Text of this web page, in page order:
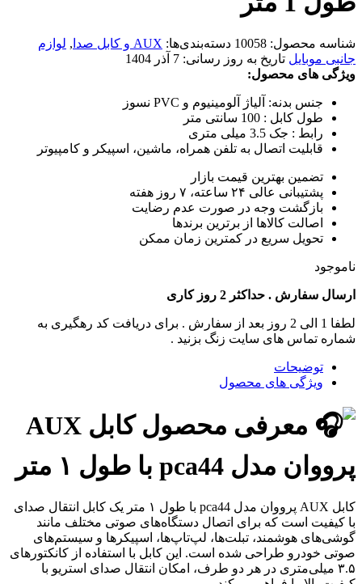
شناسه محصول: 10058 دسته‌بندی‌ها: AUX و کابل صدا , لوازم
جانبی موبایل تاریخ به روز رسانی: 7 آذر 1404
ویژگی های محصول:
جنس بدنه: آلیاژ آلومینیوم و PVC نسوز
طول کابل : 100 سانتی متر
رابط : جک 3.5 میلی متری
قابلیت اتصال به تلفن همراه، ماشین، اسپیکر و کامپیوتر
تضمین بهترین قیمت بازار
پشتیبانی عالی ۲۴ ساعته، ۷ روز هفته
بازگشت وجه در صورت عدم رضایت
اصالت کالاها از برترین برندها
تحویل سریع در کمترین زمان ممکن
ناموجود
ارسال سفارش . حداکثر 2 روز کاری
لطفا 1 الی 2 روز بعد از سفارش . برای دریافت کد رهگیری به
شماره تماس های سایت زنگ بزنید .
توضیحات
ویژگی های محصول
معرفی محصول
کابل AUX
پرووان مدل pca44 با طول ۱ متر
کابل AUX پرووان مدل pca44 با طول ۱ متر یک کابل انتقال صدای
با کیفیت است که برای اتصال دستگاه‌های صوتی مختلف مانند
گوشی‌های هوشمند، تبلت‌ها، لپ‌تاپ‌ها، اسپیکرها و سیستم‌های
صوتی خودرو طراحی شده است. این کابل با استفاده از کانکتورهای
۳.۵ میلی‌متری در هر دو طرف، امکان انتقال صدای استریو با